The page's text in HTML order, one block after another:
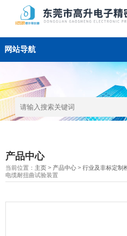
网站导航
产品中心
当前位置： 主页 > 产品中心 >行业及非标定制
电缆耐扭曲试验装置